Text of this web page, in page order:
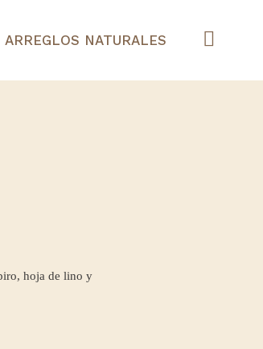
ARREGLOS NATURALES
hoja de lino y